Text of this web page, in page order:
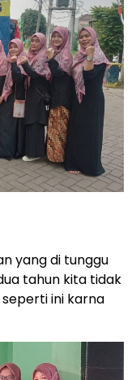
yang di tunggu
tahun kita tidak
ini karna